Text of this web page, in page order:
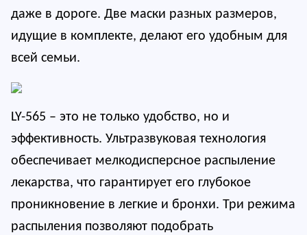
даже в дороге. Две маски разных размеров,
идущие в комплекте, делают его удобным для
всей семьи.
LY-565 – это не только удобство, но и
эффективность. Ультразвуковая технология
обеспечивает мелкодисперсное распыление
лекарства, что гарантирует его глубокое
проникновение в легкие и бронхи. Три режима
распыления позволяют подобрать